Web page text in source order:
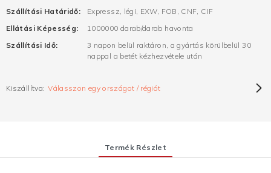
Szállítási Határidő:
Expressz, légi, EXW, FOB, CNF, CIF
Ellátási Képesség:
1000000 darab/darab havonta
Szállítási Idő:
3 napon belül raktáron, a gyártás körülbelül 30
nappal a betét kézhezvétele után
Kiszállítva: Válasszon egy országot / régiót
Termék Részlet